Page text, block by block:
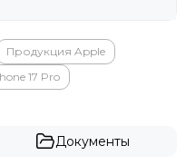
Продукция Apple
17 Pro
Документы